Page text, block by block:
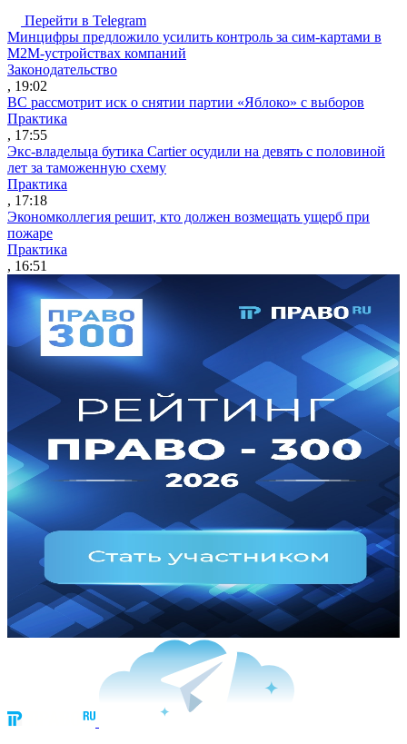
Перейти в Telegram
Минцифры предложило усилить контроль за сим-картами в
M2M-устройствах компаний
Законодательство
, 19:02
ВС рассмотрит иск о снятии партии «Яблоко» с выборов
Практика
, 17:55
Экс-владельца бутика Cartier осудили на девять с половиной
лет за таможенную схему
Практика
, 17:18
Экономколлегия решит, кто должен возмещать ущерб при
пожаре
Практика
, 16:51